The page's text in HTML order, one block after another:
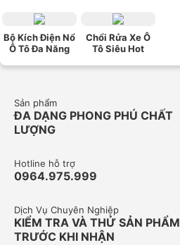
Bộ Kích Điện Nổ
Ô Tô Đa Năng
Chổi Rửa Xe Ô
Tô Siêu Hot
Sản phẩm
ĐA DẠNG PHONG PHÚ CHẤT
LƯỢNG
Hotline hỗ trợ
0964.975.999
Dịch Vụ Chuyên Nghiệp
KIỂM TRA VÀ THỬ SẢN PHẨM
TRƯỚC KHI NHẬN